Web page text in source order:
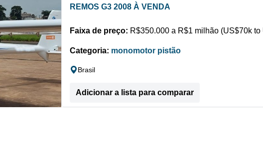
REMOS G3 2008 À VENDA
Faixa de preço: R$350.000 a R$1 milhão (US$70k to
Categoria: monomotor pistão
Brasil
Adicionar a lista para comparar